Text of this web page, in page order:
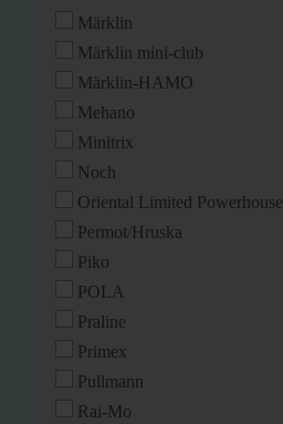
Märklin
Märklin mini-club
Märklin-HAMO
Mehano
Minitrix
Noch
Oriental Limited Powerhouse
Permot/Hruska
Piko
POLA
Praline
Primex
Pullmann
Rai-Mo